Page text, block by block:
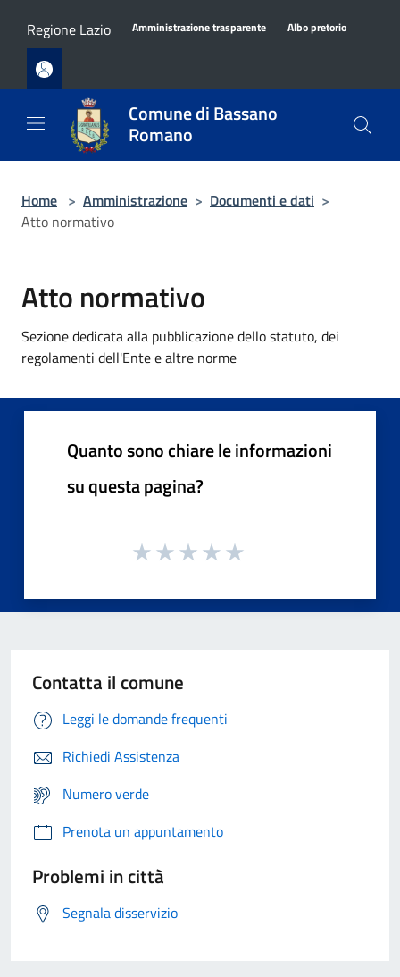
Regione Lazio
Amministrazione trasparente Albo pretorio
Comune di Bassano
Romano
Home > Amministrazione > Documenti e dati >
Atto normativo
Atto normativo
Sezione dedicata alla pubblicazione dello statuto, dei
regolamenti dell'Ente e altre norme
Quanto sono chiare le informazioni
su questa pagina?
Contatta il comune
Leggi le domande frequenti
Richiedi Assistenza
Numero verde
Prenota un appuntamento
Problemi in città
Segnala disservizio